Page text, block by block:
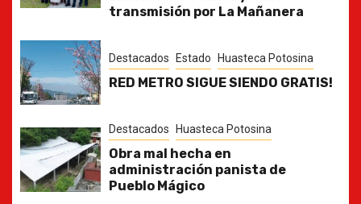
transmisión por La Mañanera
Destacados Estado Huasteca Potosina
RED METRO SIGUE SIENDO GRATIS!
Destacados Huasteca Potosina
Obra mal hecha en
administración panista de
Pueblo Mágico